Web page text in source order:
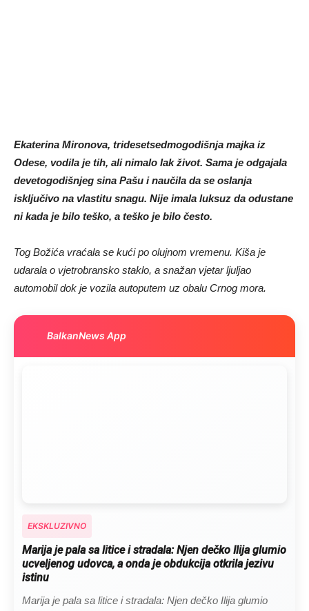
Ekaterina Mironova, tridesetsedmogodišnja majka iz
Odese, vodila je tih, ali nimalo lak život. Sama je odgajala
devetogodišnjeg sina Pašu i naučila da se oslanja
isključivo na vlastitu snagu. Nije imala luksuz da odustane
ni kada je bilo teško, a teško je bilo često.
Tog Božića vraćala se kući po olujnom vremenu. Kiša je
udarala o vjetrobransko staklo, a snažan vjetar ljuljao
automobil dok je vozila autoputem uz obalu Crnog mora.
BalkanNews App
EKSKLUZIVNO
Marija je pala sa litice i stradala: Njen dečko Ilija glumio
ucveljenog udovca, a onda je obdukcija otkrila jezivu
istinu
Marija je pala sa litice i stradala: Njen dečko Ilija glumio